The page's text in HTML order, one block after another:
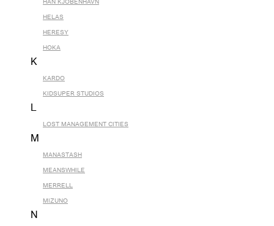
HAN KJOBENHAVN
HELAS
HERESY
HOKA
K
KARDO
KIDSUPER STUDIOS
L
LOST MANAGEMENT CITIES
M
MANASTASH
MEANSWHILE
MERRELL
MIZUNO
N